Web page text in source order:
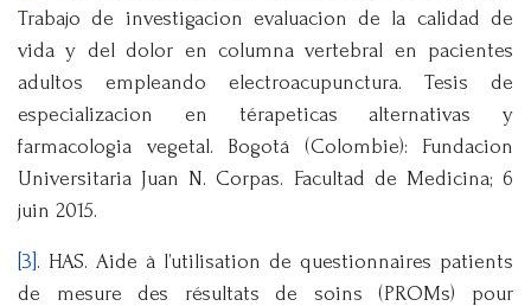
Trabajo de investigacion evaluacion de la calidad de
vida y del dolor en columna vertebral en pacientes
adultos empleando electroacupunctura. Tesis de
especializacion en térapeticas alternativas y
farmacologia vegetal. Bogotá (Colombie): Fundacion
Universitaria Juan N. Corpas. Facultad de Medicina; 6
juin 2015.
[3] . HAS. Aide à l’utilisation de questionnaires patients
de mesure des résultats de soins (PROMs) pour